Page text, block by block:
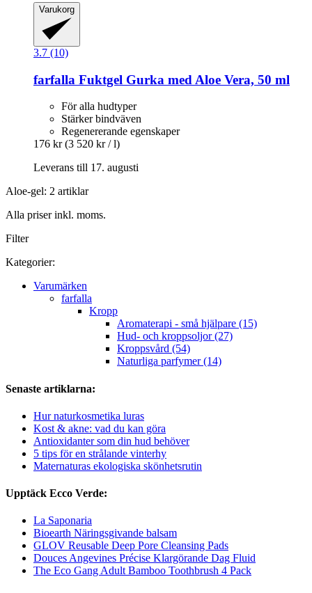
Varukorg
3.7 (10)
farfalla Fuktgel Gurka med Aloe Vera, 50 ml
För alla hudtyper
Stärker bindväven
Regenererande egenskaper
176 kr (3 520 kr / l)
Leverans till 17. augusti
Aloe-gel: 2 artiklar
Alla priser inkl. moms.
Filter
Kategorier:
Varumärken
farfalla
Kropp
Aromaterapi - små hjälpare (15)
Hud- och kroppsoljor (27)
Kroppsvård (54)
Naturliga parfymer (14)
Senaste artiklarna:
Hur naturkosmetika luras
Kost & akne: vad du kan göra
Antioxidanter som din hud behöver
5 tips för en strålande vinterhy
Maternaturas ekologiska skönhetsrutin
Upptäck Ecco Verde:
La Saponaria
Bioearth Näringsgivande balsam
GLOV Reusable Deep Pore Cleansing Pads
Douces Angevines Précise Klargörande Dag Fluid
The Eco Gang Adult Bamboo Toothbrush 4 Pack